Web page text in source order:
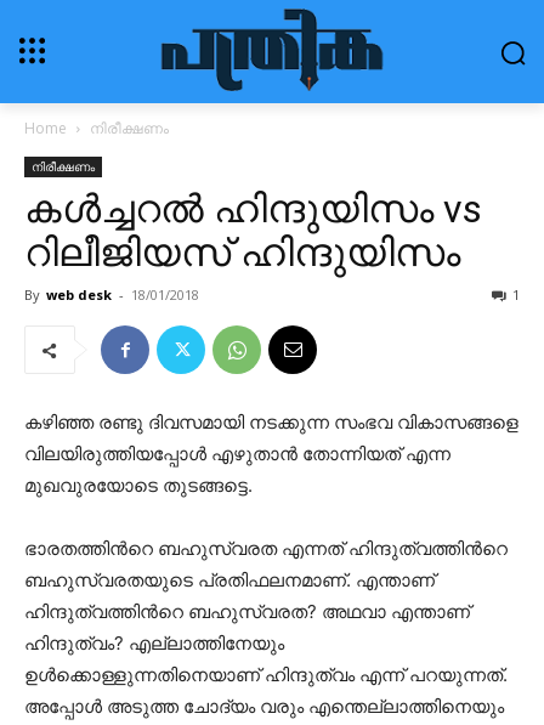
Home നിരീക്ഷണം
നിരീക്ഷണം
കള്‍ച്ചറല്‍ ഹിന്ദുയിസം vs
റിലീജിയസ് ഹിന്ദുയിസം
By web desk - 18/01/2018 1
കഴിഞ്ഞ രണ്ടു ദിവസമായി നടക്കുന്ന സംഭവ വികാസങ്ങളെ
വിലയിരുത്തിയപ്പോള്‍ എഴുതാന്‍ തോന്നിയത് എന്ന
മുഖവുരയോടെ തുടങ്ങട്ടെ.
ഭാരതത്തിന്‍റെ ബഹുസ്വരത എന്നത് ഹിന്ദുത്വത്തിന്‍റെ
ബഹുസ്വരതയുടെ പ്രതിഫലനമാണ്. എന്താണ്
ഹിന്ദുത്വത്തിന്‍റെ ബഹുസ്വരത? അഥവാ എന്താണ്
ഹിന്ദുത്വം? എല്ലാത്തിനേയും
ഉള്‍ക്കൊള്ളുന്നതിനെയാണ് ഹിന്ദുത്വം എന്ന് പറയുന്നത്.
അപ്പോള്‍ അടുത്ത ചോദ്യം വരും എന്തെല്ലാത്തിനെയും